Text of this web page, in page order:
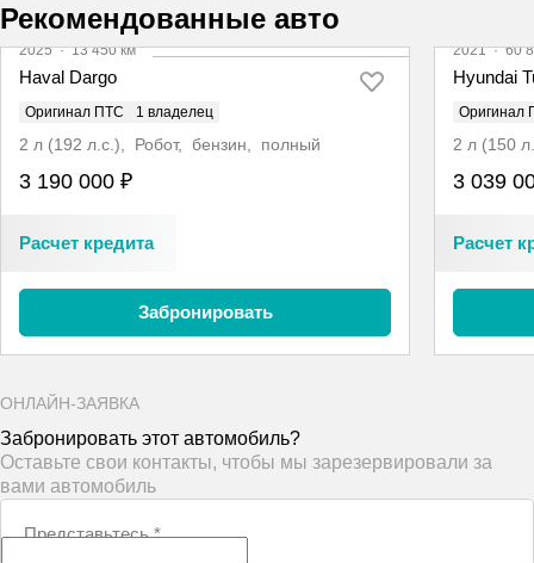
Рекомендованные авто
2025·13 450 км
Haval Dargo
Оригинал ПТС 1 владелец
2 л (192 л.с.), Робот, бензин, полный
3 190 000 ₽
Расчет кредита
Забронировать
2021·60
Hyundai
Оригинал
2 л (150
3 039
Расчет
ОНЛАЙН-ЗАЯВКА
Забронировать этот автомобиль?
Оставьте свои контакты, чтобы мы зарезервировали за
вами автомобиль
Представьтесь*